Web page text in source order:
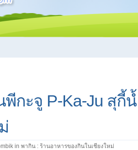
พีกะจู P-Ka-Ju สุ
in พากิน : ร้านอาหารของกินในเชียงใหม่